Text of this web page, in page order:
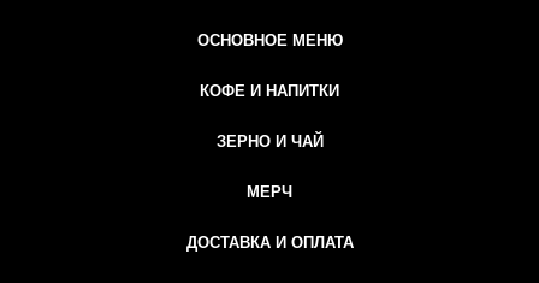
ОСНОВНОЕ МЕНЮ
КОФЕ И НАПИТКИ
ЗЕРНО И ЧАЙ
МЕРЧ
ДОСТАВКА И ОПЛАТА